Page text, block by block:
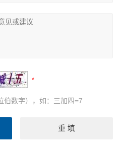
伯数字），如：三加四=7